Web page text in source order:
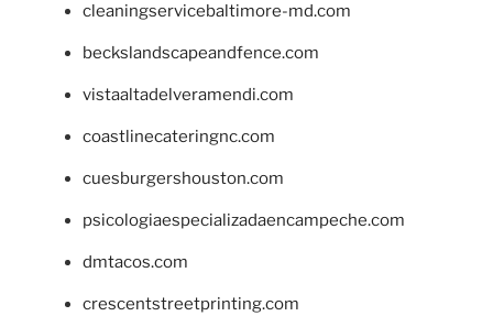
cleaningservicebaltimore-md.com
beckslandscapeandfence.com
vistaaltadelveramendi.com
coastlinecateringnc.com
cuesburgershouston.com
psicologiaespecializadaencampeche.com
dmtacos.com
crescentstreetprinting.com